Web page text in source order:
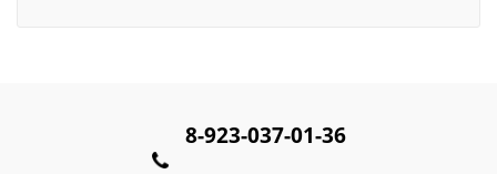
8-923-037-01-36